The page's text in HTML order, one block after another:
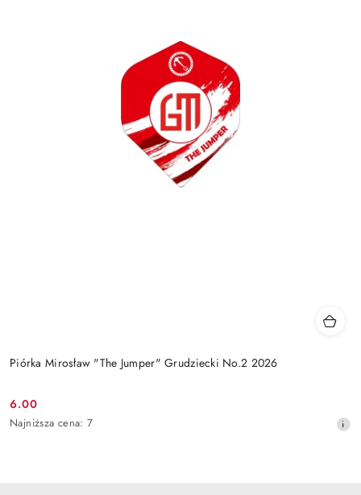
Piórka Mirosław "The Jumper" Grudziecki No.2 2026
Cena
promocyjna:
6.00
Najniższa
Najniższa cena: 7